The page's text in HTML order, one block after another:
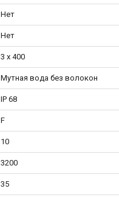
Нет
Нет
3 х 400
Мутная вода без волокон
IP 68
F
10
3200
35